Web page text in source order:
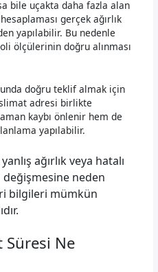
bile uçakta daha fazla alan
gerçek ağırlık
yapılabilir. Bu nedenle
ölçülerinin doğru alınması
doğru teklif almak için
adresi birlikte
kaybı önlenir hem de
yapılabilir.
ağırlık veya hatalı
neden
bilgileri mümkün
Süresi Ne